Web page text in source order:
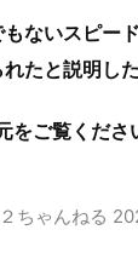
ないスピー
たと説明した
をご覧くださ
ちゃんねる